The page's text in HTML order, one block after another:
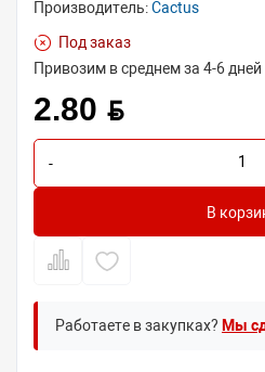
Производитель:Cactus
Под заказ
Привозим в среднем за 4-6 дней
2.80 BYN
-
В
Работаете в закупках? Мы